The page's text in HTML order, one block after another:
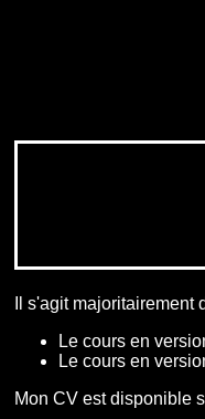
Il s'agit
Le cours en
Le cours en
Mon CV est disponible